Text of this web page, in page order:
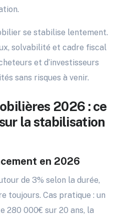
se stabilise lentement.
solvabilité et cadre fiscal
et d’investisseurs
sans risques à venir.
2026 : ce
la stabilisation
en 2026
de 3% selon la durée,
toujours. Cas pratique : un
280 000€ sur 20 ans, la